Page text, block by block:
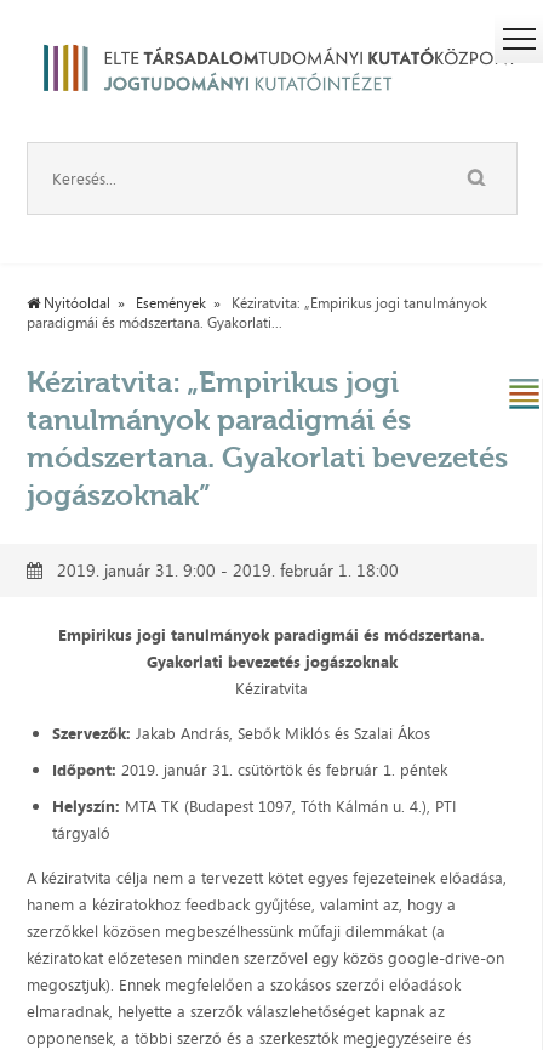
Nyitóoldal Események
Kéziratvita: „Empirikus jogi tanulmányok
paradigmái és módszertana. Gyakorlati...
Kéziratvita: „Empirikus jogi
tanulmányok paradigmái és
módszertana. Gyakorlati bevezetés
jogászoknak”
2019. január 31. 9:00 - 2019. február 1. 18:00
Empirikus jogi tanulmányok paradigmái és módszertana.
Gyakorlati bevezetés jogászoknak
Kéziratvita
Szervezők: Jakab András, Sebők Miklós és Szalai Ákos
Időpont: 2019. január 31. csütörtök és február 1. péntek
Helyszín: MTA TK (Budapest 1097, Tóth Kálmán u. 4.), PTI
tárgyaló
A kéziratvita célja nem a tervezett kötet egyes fejezeteinek előadása,
hanem a kéziratokhoz feedback gyűjtése, valamint az, hogy a
szerzőkkel közösen megbeszélhessünk műfaji dilemmákat (a
kéziratokat előzetesen minden szerzővel egy közös google-drive-on
megosztjuk). Ennek megfelelően a szokásos szerzői előadások
elmaradnak, helyette a szerzők válaszlehetőséget kapnak az
opponensek, a többi szerző és a szerkesztők megjegyzéseire és